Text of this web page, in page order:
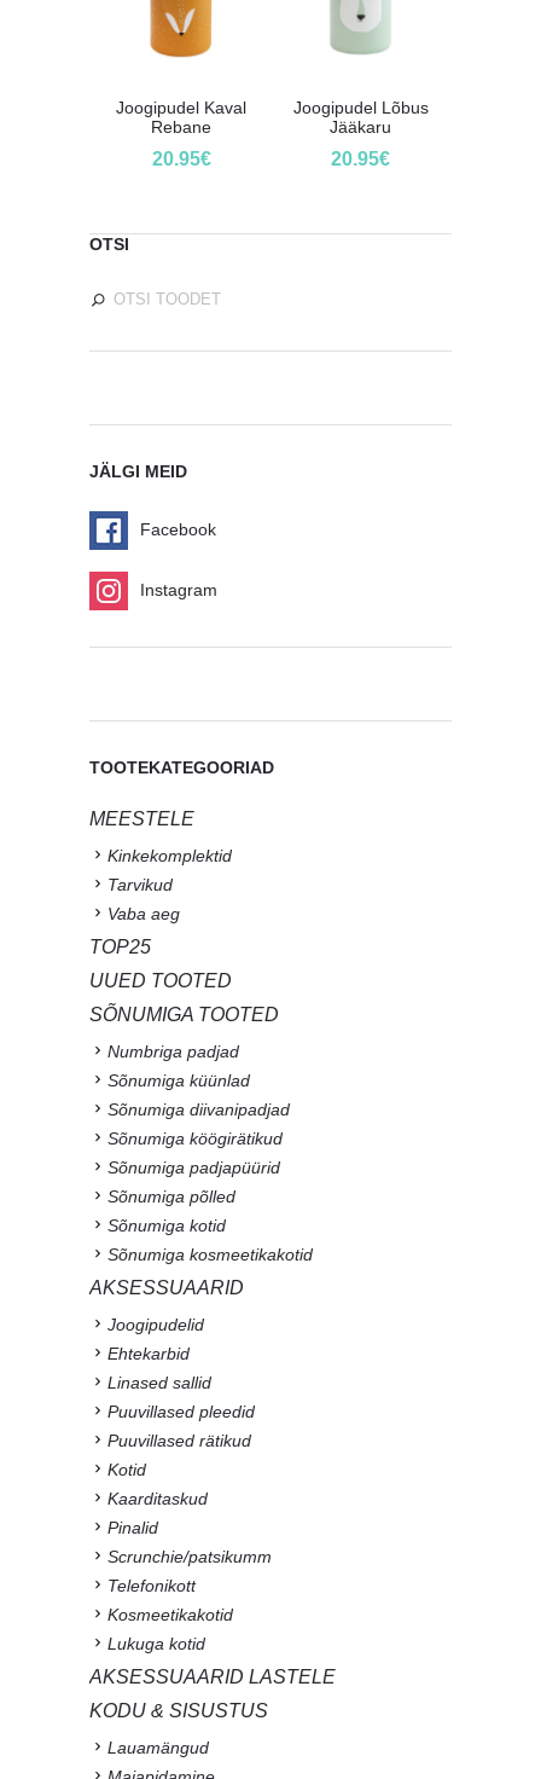
Joogipudel Kaval
Rebane
20.95€
Joogipudel Lõbus
Jääkaru
20.95€
OTSI
JÄLGI MEID
Facebook
Instagram
TOOTEKATEGOORIAD
MEESTELE
Kinkekomplektid
Tarvikud
Vaba aeg
TOP25
UUED TOOTED
SÕNUMIGA TOOTED
Numbriga padjad
Sõnumiga küünlad
Sõnumiga diivanipadjad
Sõnumiga köögirätikud
Sõnumiga padjapüürid
Sõnumiga põlled
Sõnumiga kotid
Sõnumiga kosmeetikakotid
AKSESSUAARID
Joogipudelid
Ehtekarbid
Linased sallid
Puuvillased pleedid
Puuvillased rätikud
Kotid
Kaarditaskud
Pinalid
Scrunchie/patsikumm
Telefonikott
Kosmeetikakotid
Lukuga kotid
AKSESSUAARID LASTELE
KODU & SISUSTUS
Lauamängud